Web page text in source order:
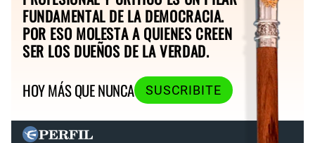
FUNDAMENTAL DE LA DEMOCRACIA.
POR ESO MOLESTA A QUIENES CREEN
SER LOS DUEÑOS DE LA VERDAD.
HOY MÁS QUE NUNCA
SUSCRIBITE